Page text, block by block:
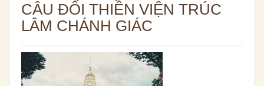
CÂU ĐỐI THIỀN VIỆN TRÚC
LÂM CHÁNH GIÁC